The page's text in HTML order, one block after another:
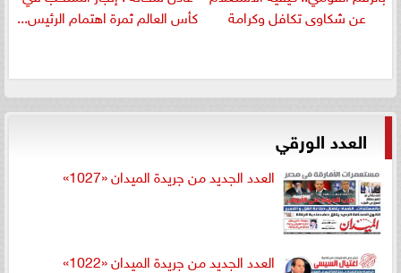
عن شكاوى تكافل وكرامة
كأس العالم ثمرة اهتمام الرئيس...
العدد الورقي
العدد الجديد من جريدة الميدان «1027»
العدد الجديد من جريدة الميدان «1022»